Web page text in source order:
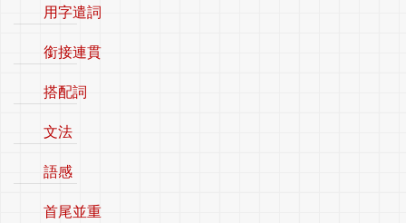
用字遣詞
銜接連貫
搭配詞
文法
語感
首尾並重